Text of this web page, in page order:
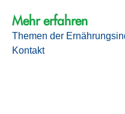
Mehr erfahren
Themen der
Kontakt